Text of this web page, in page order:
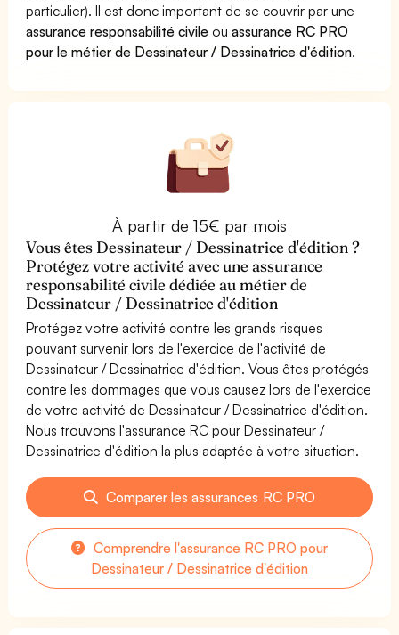
particulier). Il est donc important de se couvrir par une
assurance responsabilité civile ouassurance RC PRO
pour le métier de Dessinateur / Dessinatrice d'édition.
À partir de 15€ par mois
Vous êtes Dessinateur / Dessinatrice d'édition ?
Protégez votre activité avec une assurance
responsabilité civile dédiée au métier de
Dessinateur / Dessinatrice d'édition
Protégez votre activité contre les grands risques
pouvant survenir lors de l'exercice de l'activité de
Dessinateur / Dessinatrice d'édition. Vous êtes protégés
contre les dommages que vous causez lors de l'exercice
de votre activité de Dessinateur / Dessinatrice d'édition.
Nous trouvons l'assurance RC pour Dessinateur /
Dessinatrice d'édition la plus adaptée à votre situation.
Comparer les assurances RC PRO
Comprendre l'assurance RC PRO pour
Dessinateur / Dessinatrice d'édition